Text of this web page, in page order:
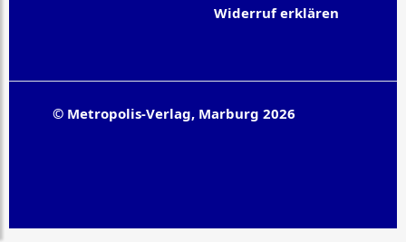
Widerruf erklären
© Metropolis-Verlag, Marburg 2026